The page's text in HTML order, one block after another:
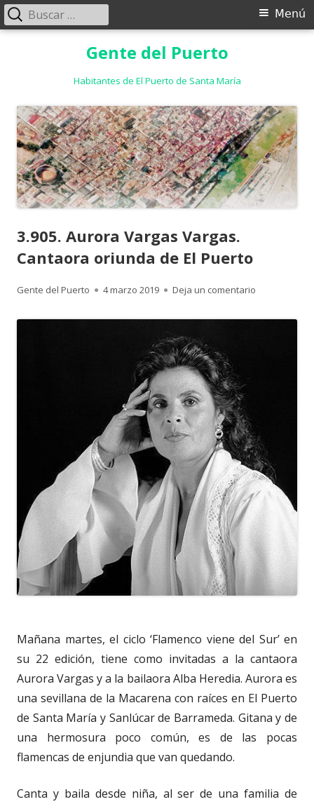
Gente del Puerto
Habitantes de El Puerto de Santa María
Menú
Menú
Buscar:
3.905. Aurora Vargas Vargas.
Cantaora oriunda de El Puerto
Autor
Gente del Puerto
Publicado
4 marzo 2019 Deja un comentario
Mañana martes, el ciclo ‘Flamenco viene del Sur’ en
su 22 edición, tiene como invitadas a la cantaora
Aurora Vargas y a la bailaora Alba Heredia. Aurora es
una sevillana de la Macarena con raíces en El Puerto
de Santa María y Sanlúcar de Barrameda. Gitana y de
una hermosura poco común, es de las pocas
flamencas de enjundia que van quedando.
Canta y baila desde niña, al ser de una familia de